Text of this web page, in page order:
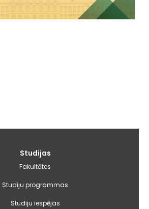
Studijas
Fakultātes
Studiju programmas
Studiju iespējas